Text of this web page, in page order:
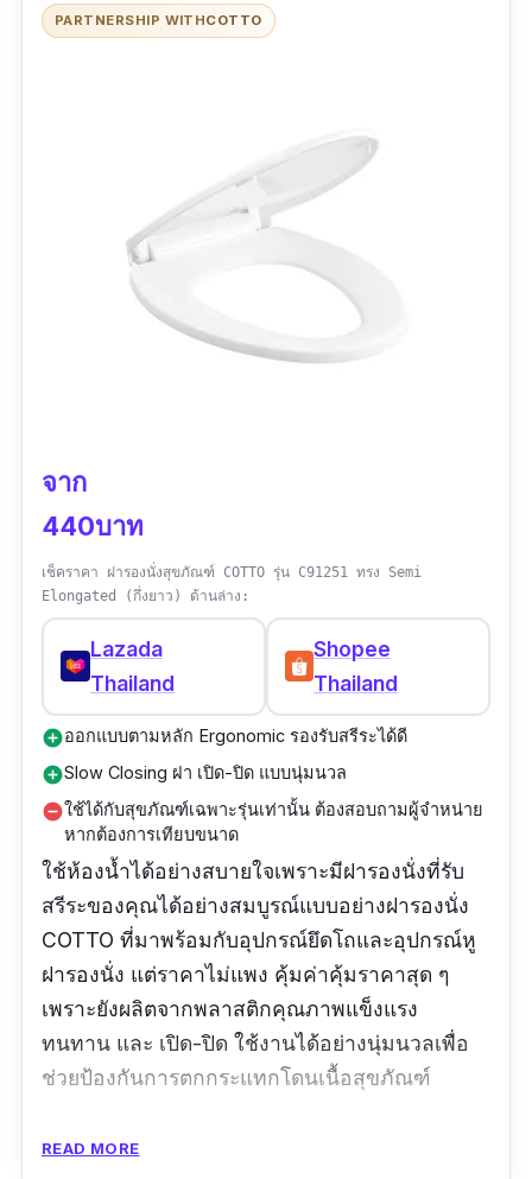
อันเดียวก็ติดตั้งได้เลย ราคาก็ไม่แพงมากถือว่าคุ้ม
PARTNERSHIP WITHCOTTO
จาก
440บาท
เช็คราคา ฝารองนั่งสุขภัณฑ์ COTTO รุ่น C91251 ทรง Semi
Elongated (กึ่งยาว) ด้านล่าง:
Lazada
Thailand
Shopee
Thailand
add_circleออกแบบตามหลัก Ergonomic รองรับสรีระได้ดี
add_circleSlow Closing ฝา เปิด-ปิด แบบนุ่มนวล
remove_circleใช้ได้กับสุขภัณฑ์เฉพาะรุ่นเท่านั้น ต้องสอบถามผู้จำหน่าย
หากต้องการเทียบขนาด
ใช้ห้องน้ำได้อย่างสบายใจเพราะมีฝารองนั่งที่รับ
สรีระของคุณได้อย่างสมบูรณ์แบบอย่างฝารองนั่ง
COTTO ที่มาพร้อมกับอุปกรณ์ยึดโถและอุปกรณ์หู
ฝารองนั่ง แต่ราคาไม่แพง คุ้มค่าคุ้มราคาสุด ๆ
เพราะยังผลิตจากพลาสติกคุณภาพแข็งแรง
ทนทาน และ เปิด-ปิด ใช้งานได้อย่างนุ่มนวลเพื่อ
ช่วยป้องกันการตกกระแทกโดนเนื้อสุขภัณฑ์
READ MORE